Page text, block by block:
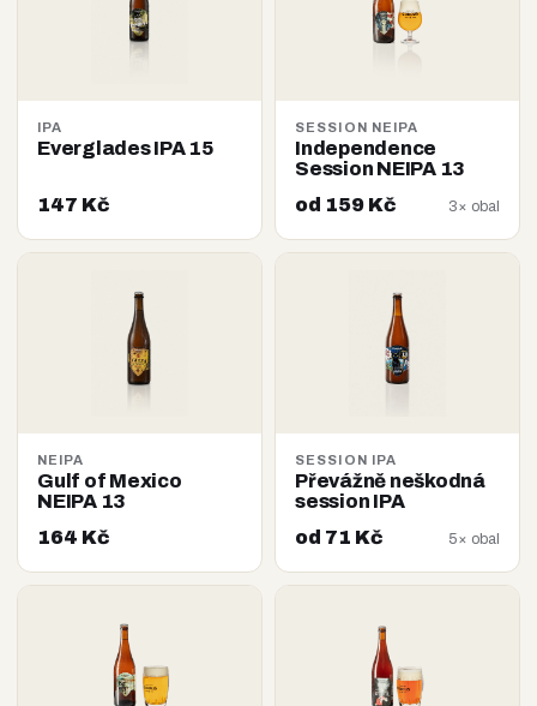
IPA
Everglades IPA 15
147 Kč
SESSION NEIPA
Independence
Session NEIPA 13
od 159 Kč
3× obal
NEIPA
Gulf of Mexico
NEIPA 13
164 Kč
SESSION IPA
Převážně neškodná
session IPA
od 71 Kč
5× obal